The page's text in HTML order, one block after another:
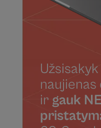
Užsisakyk
naujienas
ir gauk